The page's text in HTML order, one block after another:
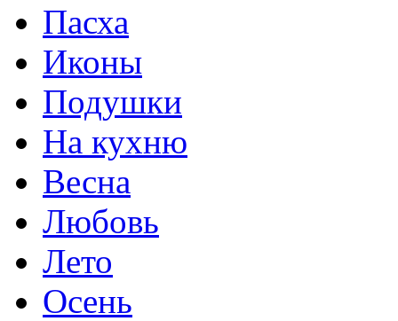
Пасха
Иконы
Подушки
На кухню
Весна
Любовь
Лето
Осень